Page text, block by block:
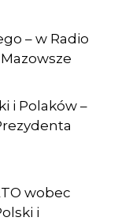
– w Radio
i Polaków –
wobec
i